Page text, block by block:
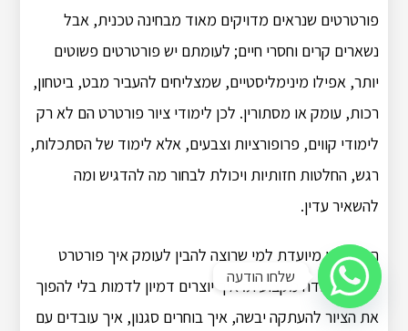
פורטרטים שנראים מדויקים מאוד מבחינה טכנית, אבל
נשארים קרים וחסרי חיים; לעומתם יש פורטרטים פשוטים
יותר, אפילו מינימליסטיים, שמצליחים להעביר מבט, ביטחון,
רכות, עומק או מסתורין. לכן לימודי ציור פורטרט הם לא רק
לימודי קווים, פרופורציות וצבעים, אלא לימוד של הסתכלות,
רגש, החלטות חזותיות ויכולת לבחור מה להדגיש ומה
להשאיר עדין.
הרחבה זו מיועדת למי שרוצה להבין לעומק איך פורטרט
נבנה כעבודה מקצועית: איך יוצרים דמיון לדמות בלי להפוך
את הציור להעתקה יבשה, איך בוחרים סגנון, איך עובדים עם
שלחו הודעה